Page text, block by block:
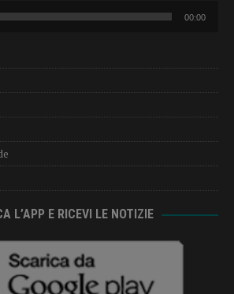
00:00
L’APP E RICEVI LE NOTIZIE